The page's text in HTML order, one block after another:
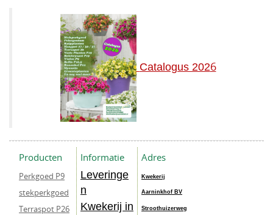
Catalogus 2026
Producten
Perkgoed P9
stekperkgoed
Terraspot P26
Informatie
Leveringe
n
Kwekerij in
Adres
Kwekerij
Aarninkhof BV
Stroothuizerweg